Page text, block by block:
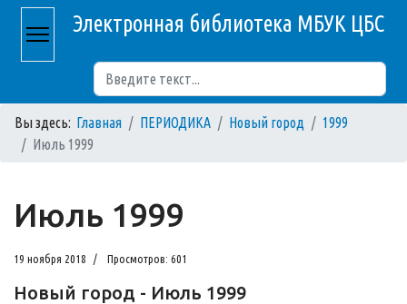
Электронная библиотека МБУК ЦБС
Вы здесь: Главная ПЕРИОДИКА Новый город
1999
Июль 1999
Июль 1999
19 ноября 2018 Просмотров: 601
Новый город - Июль 1999